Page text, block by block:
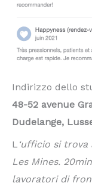
Indirizzo dello
48-52 avenue
Dudelange,
L ‘ufficio si
Les Mines.
lavoratori di